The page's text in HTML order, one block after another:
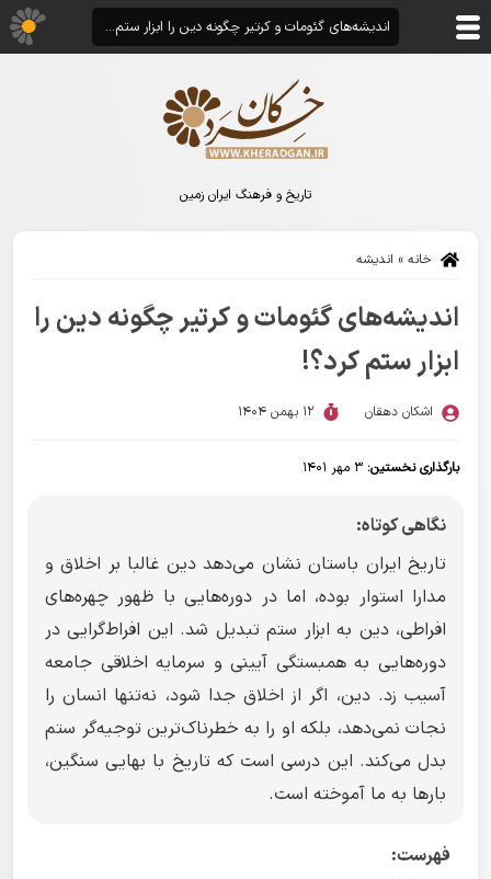
تاریخ و فرهنگ ایران زمین
خانه » اندیشه
اندیشه‌های گئومات و کرتیر چگونه دین را
ابزار ستم کرد؟!
اشکان دهقان 12 بهمن 1404
بارگذاری نخستین: ۳ مهر ۱۴۰۱
نگاهی کوتاه:
تاریخ ایران باستان نشان می‌دهد دین غالبا بر اخلاق و
مدارا استوار بوده، اما در دوره‌هایی با ظهور چهره‌های
افراطی، دین به ابزار ستم تبدیل شد. این افراط‌گرایی در
دوره‌هایی به همبستگی آیینی و سرمایه اخلاقی جامعه
آسیب زد. دین، اگر از اخلاق جدا شود، نه‌تنها انسان را
نجات نمی‌دهد، بلکه او را به خطرناک‌ترین توجیه‌گر ستم
بدل می‌کند. این درسی است که تاریخ با بهایی سنگین،
بارها به ما آموخته است.
فهرست:
اندیشه‌های گئومات و کرتیر چگونه دین را ابزار ستم کرد؟!